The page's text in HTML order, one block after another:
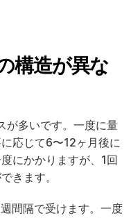
構造が異な
が多いです。一度に量
応じて6〜12ヶ月後に
にかかりますが、1回
きます。
間隔で受けます。一度